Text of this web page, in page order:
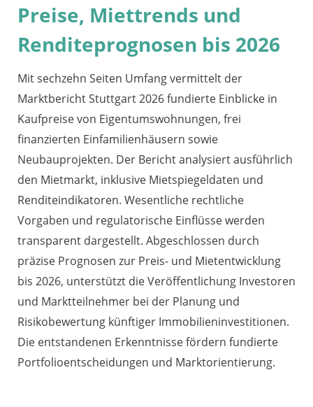
Preise, Miettrends und
Renditeprognosen bis 2026
Mit sechzehn Seiten Umfang vermittelt der
Marktbericht Stuttgart 2026 fundierte Einblicke in
Kaufpreise von Eigentumswohnungen, frei
finanzierten Einfamilienhäusern sowie
Neubauprojekten. Der Bericht analysiert ausführlich
den Mietmarkt, inklusive Mietspiegeldaten und
Renditeindikatoren. Wesentliche rechtliche
Vorgaben und regulatorische Einflüsse werden
transparent dargestellt. Abgeschlossen durch
präzise Prognosen zur Preis- und Mietentwicklung
bis 2026, unterstützt die Veröffentlichung Investoren
und Marktteilnehmer bei der Planung und
Risikobewertung künftiger Immobilieninvestitionen.
Die entstandenen Erkenntnisse fördern fundierte
Portfolioentscheidungen und Marktorientierung.